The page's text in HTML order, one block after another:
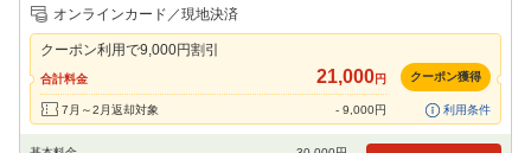
追加可能オプション
（次画面で選択ができます）
オンラインカード／現地決済
クーポン利用で9,000円割引
合計料金 21,000円
7月～2月返却対象 - 9,000円
クーポン獲得
利用条件